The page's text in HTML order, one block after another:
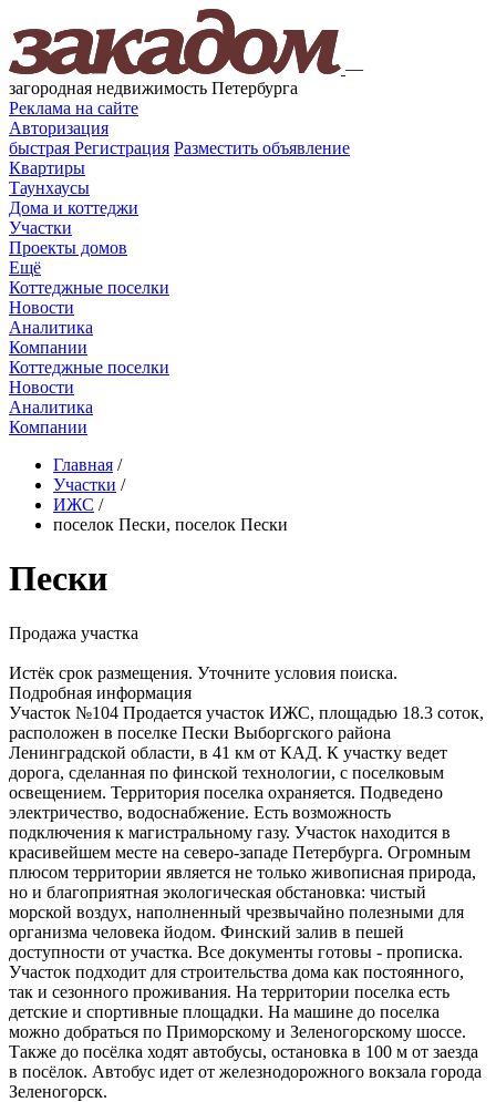
—
загородная недвижимость Петербурга
Реклама на сайте
Авторизация
быстрая Регистрация Разместить объявление
Квартиры
Таунхаусы
Дома и коттеджи
Участки
Проекты домов
Ещё
Коттеджные поселки
Новости
Аналитика
Компании
Коттеджные поселки
Новости
Аналитика
Компании
Главная /
Участки /
ИЖС /
поселок Пески, поселок Пески
Пески
Продажа участка
Истёк срок размещения. Уточните условия поиска.
Подробная информация
Участок №104 Продается участок ИЖС, площадью 18.3 соток,
расположен в поселке Пески Выборгского района
Ленинградской области, в 41 км от КАД. К участку ведет
дорога, сделанная по финской технологии, с поселковым
освещением. Территория поселка охраняется. Подведено
электричество, водоснабжение. Есть возможность
подключения к магистральному газу. Участок находится в
красивейшем месте на северо-западе Петербурга. Огромным
плюсом территории является не только живописная природа,
но и благоприятная экологическая обстановка: чистый
морской воздух, наполненный чрезвычайно полезными для
организма человека йодом. Финский залив в пешей
доступности от участка. Все документы готовы - прописка.
Участок подходит для строительства дома как постоянного,
так и сезонного проживания. На территории поселка есть
детские и спортивные площадки. На машине до поселка
можно добраться по Приморскому и Зеленогорскому шоссе.
Также до посёлка ходят автобусы, остановка в 100 м от заезда
в посёлок. Автобус идет от железнодорожного вокзала города
Зеленогорск.